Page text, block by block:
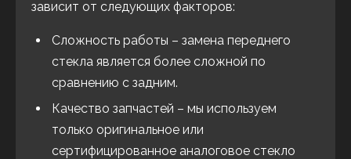
зависит от следующих факторов:
Сложность работы – замена переднего
стекла является более сложной по
сравнению с задним.
Качество запчастей – мы используем
только оригинальное или
сертифицированное аналоговое стекло